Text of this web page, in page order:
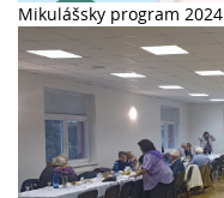
Mikulášsky program 2024